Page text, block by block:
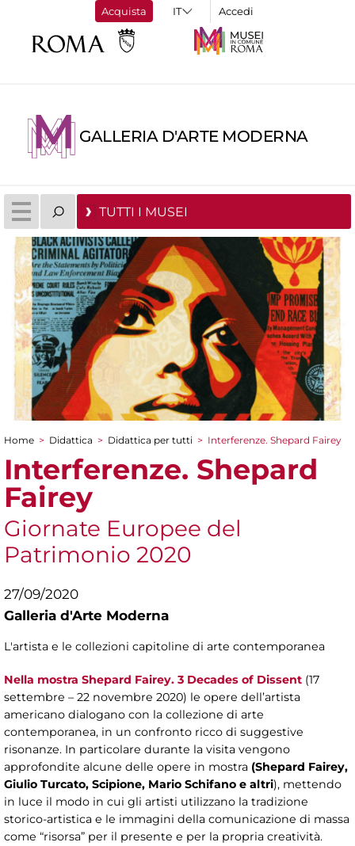
Acquista Accedi
GALLERIA D'ARTE MODERNA
TUTTI I MUSEI
Tu sei qui
Home > Didattica > Didattica per tutti > Interferenze. Shepard Fairey
Interferenze. Shepard
Fairey
Giornate Europee del
Patrimonio 2020
27/09/2020
Galleria d'Arte Moderna
L'artista e le collezioni capitoline di arte contemporanea
Nella mostra Shepard Fairey. 3 Decades of Dissent (17
settembre – 22 novembre 2020) le opere dell’artista
americano dialogano con la collezione di arte
contemporanea, in un confronto ricco di suggestive
risonanze. In particolare durante la visita vengono
approfondite alcune delle opere in mostra (Shepard Fairey,
Giulio Turcato, Scipione, Mario Schifano e altri), mettendo
in luce il modo in cui gli artisti utilizzano la tradizione
storico-artistica e le immagini della comunicazione di massa
come “risorsa” per il presente e per la propria creatività.